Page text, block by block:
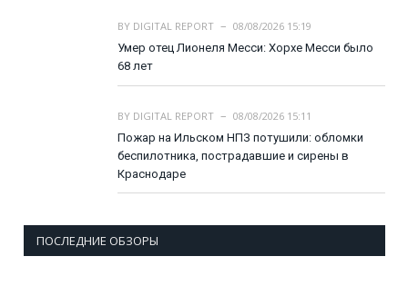
BY DIGITAL REPORT
08/08/2026 15:19
Умер отец Лионеля Месси: Хорхе Месси было
68 лет
BY DIGITAL REPORT
08/08/2026 15:11
Пожар на Ильском НПЗ потушили: обломки
беспилотника, пострадавшие и сирены в
Краснодаре
ПОСЛЕДНИЕ ОБЗОРЫ